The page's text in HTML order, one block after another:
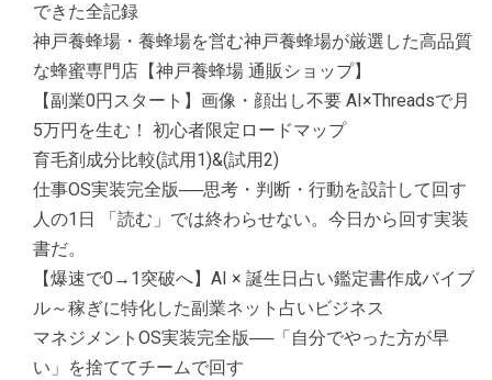
できた全記録
神戸養蜂場・養蜂場を営む神戸養蜂場が厳選した高品質
な蜂蜜専門店【神戸養蜂場 通販ショップ】
【副業0円スタート】画像・顔出し不要 AI×Threadsで月
5万円を生む！ 初心者限定ロードマップ
育毛剤成分比較(試用1)&(試用2)
仕事OS実装完全版──思考・判断・行動を設計して回す
人の1日 「読む」では終わらせない。今日から回す実装
書だ。
【爆速で0→1突破へ】AI × 誕生日占い鑑定書作成バイブ
ル～稼ぎに特化した副業ネット占いビジネス
マネジメントOS実装完全版──「自分でやった方が早
い」を捨ててチームで回す